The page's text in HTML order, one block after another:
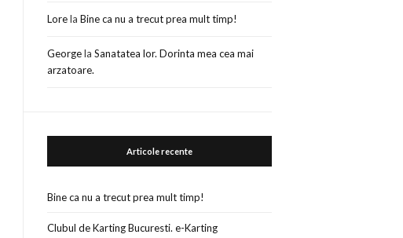
LorelaBine ca nu a trecut prea mult timp!
GeorgelaSanatatea lor. Dorinta mea cea mai
arzatoare.
Articole recente
Bine ca nu a trecut prea mult timp!
Clubul de Karting Bucuresti. e-Karting